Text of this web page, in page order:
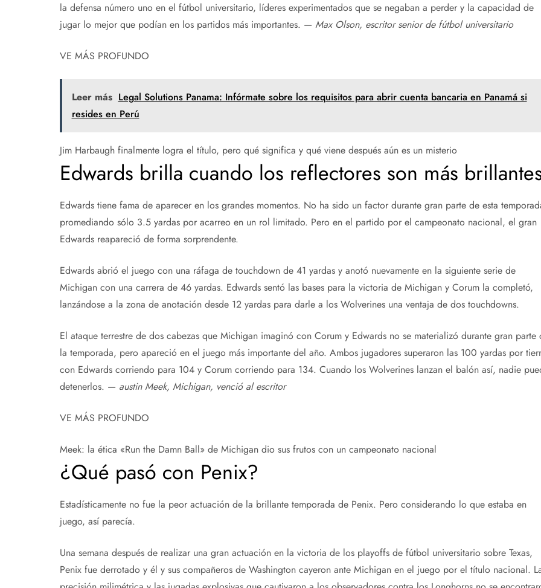
la defensa número uno en el fútbol universitario, líderes experimentados que se negaban a perder y la capacidad de
jugar lo mejor que podían en los partidos más importantes. — Max Olson, escritor senior de fútbol universitario
VE MÁS PROFUNDO
Leer más Legal Solutions Panama: Infórmate sobre los requisitos para abrir cuenta bancaria en Panamá si
resides en Perú
Jim Harbaugh finalmente logra el título, pero qué significa y qué viene después aún es un misterio
Edwards brilla cuando los reflectores son más
Edwards tiene fama de aparecer en los grandes momentos. No ha sido un factor durante gran parte de esta
promediando sólo 3.5 yardas por acarreo en un rol limitado. Pero en el partido por el campeonato nacional, el gran
Edwards reapareció de forma sorprendente.
Edwards abrió el juego con una ráfaga de touchdown de 41 yardas y anotó nuevamente en la siguiente serie de
Michigan con una carrera de 46 yardas. Edwards sentó las bases para la victoria de Michigan y Corum la completó,
lanzándose a la zona de anotación desde 12 yardas para darle a los Wolverines una ventaja de dos touchdowns.
El ataque terrestre de dos cabezas que Michigan imaginó con Corum y Edwards no se materializó durante gran parte
la temporada, pero apareció en el juego más importante del año. Ambos jugadores superaron las 100 yardas por
con Edwards corriendo para 104 y Corum corriendo para 134. Cuando los Wolverines lanzan el balón así, nadie
detenerlos. — austin Meek, Michigan, venció al escritor
VE MÁS PROFUNDO
Meek: la ética «Run the Damn Ball» de Michigan dio sus frutos con un campeonato nacional
¿Qué pasó con Penix?
Estadísticamente no fue la peor actuación de la brillante temporada de Penix. Pero considerando lo que estaba en
juego, así parecía.
Una semana después de realizar una gran actuación en la victoria de los playoffs de fútbol universitario sobre Texas,
Penix fue derrotado y él y sus compañeros de Washington cayeron ante Michigan en el juego por el título nacional.